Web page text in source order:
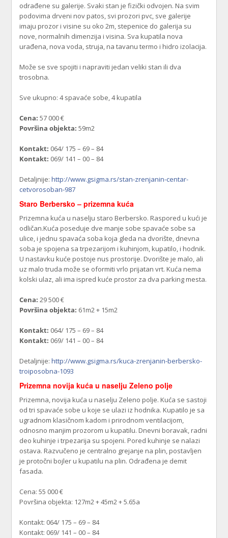
odrađene su galerije. Svaki stan je fizički odvojen. Na svim
podovima drveni nov patos, svi prozori pvc, sve galerije
imaju prozor i visine su oko 2m, stepenice do galerija su
nove, normalnih dimenzija i visina. Sva kupatila nova
urađena, nova voda, struja, na tavanu termo i hidro izolacija.
Može se sve spojiti i napraviti jedan veliki stan ili dva
trosobna.
Sve ukupno: 4 spavaće sobe, 4 kupatila
Cena: 57 000 €
Površina objekta: 59m2
Kontakt: 064/ 175 – 69 – 84
Kontakt: 069/ 141 – 00 – 84
Detaljnije:http://www.gsigma.rs/stan-zrenjanin-centar-
cetvorosoban-987
Staro Berbersko – prizemna kuća
Prizemna kuća u naselju staro Berbersko. Raspored u kući je
odličan.Kuća poseduje dve manje sobe spavaće sobe sa
ulice, i jednu spavaća soba koja gleda na dvorište, dnevna
soba je spojena sa trpezarijom i kuhinjom, kupatilo, i hodnik.
U nastavku kuće postoje nus prostorije. Dvorište je malo, ali
uz malo truda može se oformiti vrlo prijatan vrt. Kuća nema
kolski ulaz, ali ima ispred kuće prostor za dva parking mesta.
Cena: 29 500 €
Površina objekta: 61m2 + 15m2
Kontakt: 064/ 175 – 69 – 84
Kontakt: 069/ 141 – 00 – 84
Detaljnije:http://www.gsigma.rs/kuca-zrenjanin-berbersko-
troiposobna-1093
Prizemna novija kuća u naselju Zeleno polje
Prizemna, novija kuća u naselju Zeleno polje. Kuća se sastoji
od tri spavaće sobe u koje se ulazi iz hodnika. Kupatilo je sa
ugradnom klasičnom kadom i prirodnom ventilacijom,
odnosno manjim prozorom u kupatilu. Dnevni boravak, radni
deo kuhinje i trpezarija su spojeni. Pored kuhinje se nalazi
ostava. Razvučeno je centralno grejanje na plin, postavljen
je protočni bojler u kupatilu na plin. Odrađena je demit
fasada.
Cena: 55 000 €
Površina objekta: 127m2 + 45m2 + 5.65a
Kontakt: 064/ 175 – 69 – 84
Kontakt: 069/ 141 – 00 – 84